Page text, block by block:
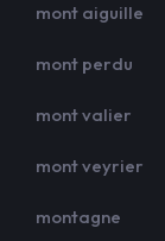
mont aiguille
mont perdu
mont valier
mont veyrier
montagne